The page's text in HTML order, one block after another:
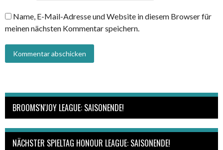
Name, E-Mail-Adresse und Website in diesem Browser für
meinen nächsten Kommentar speichern.
BROOMS'N'JOY LEAGUE: SAISONENDE!
NÄCHSTER SPIELTAG HONOUR LEAGUE: SAISONENDE!